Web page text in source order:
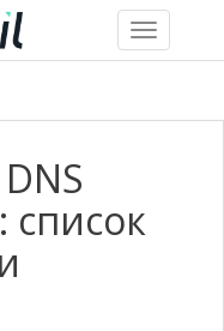
Toggle
navigation
список